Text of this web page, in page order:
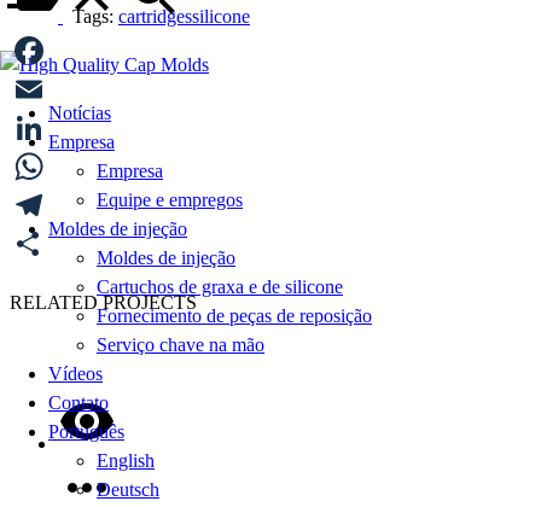
Notícias
Empresa
Empresa
Equipe e empregos
Moldes de injeção
Moldes de injeção
Cartuchos de graxa e de silicone
Fornecimento de peças de reposição
Serviço chave na mão
Vídeos
Contato
Português
English
Deutsch
Tags: cartridgessilicone
Facebook
Email
LinkedIn
WhatsApp
Telegram
RELATED PROJECTS